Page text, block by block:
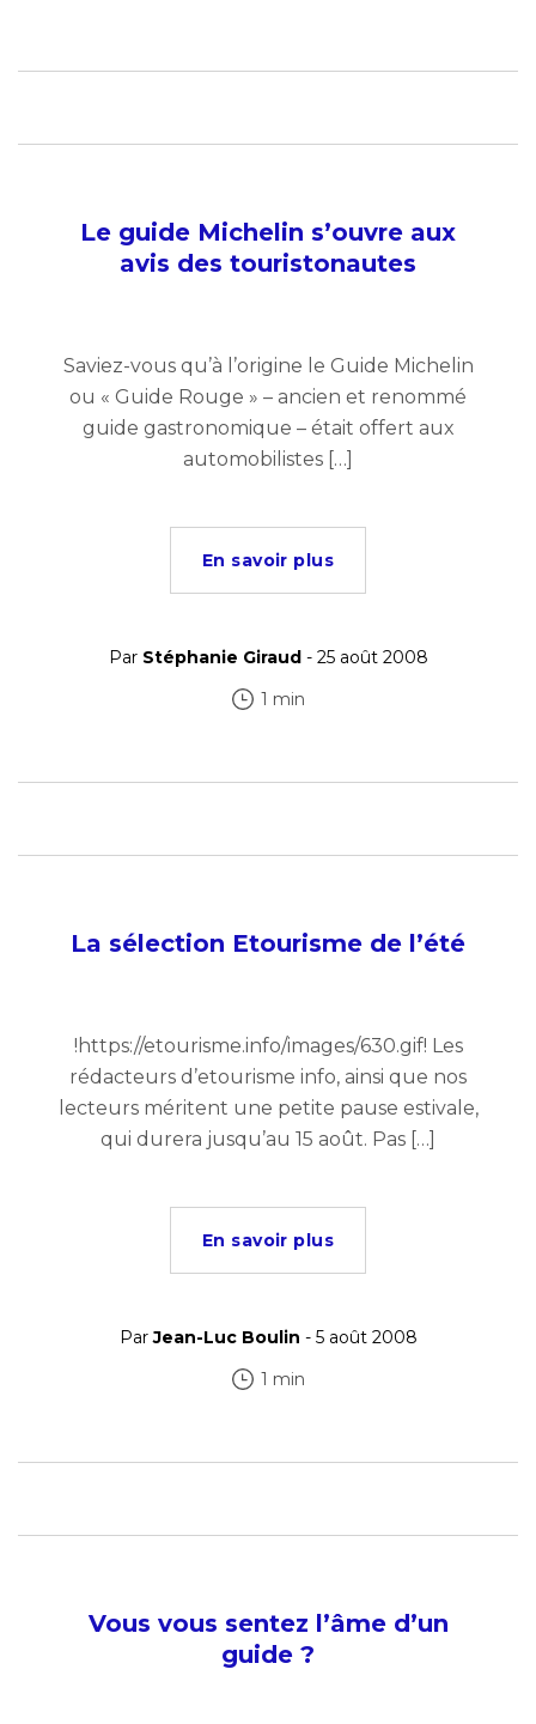
Le guide Michelin s’ouvre aux
avis des touristonautes
Saviez-vous qu’à l’origine le Guide Michelin
ou « Guide Rouge » – ancien et renommé
guide gastronomique – était offert aux
automobilistes […]
En savoir plus
Par Stéphanie Giraud- 25 août 2008
1 min
La sélection Etourisme de l’été
!https://etourisme.info/images/630.gif! Les
rédacteurs d’etourisme info, ainsi que nos
lecteurs méritent une petite pause estivale,
qui durera jusqu’au 15 août. Pas […]
En savoir plus
ParJean-Luc Boulin - 5 août 2008
1 min
Vous vous sentez l’âme d’un
guide ?